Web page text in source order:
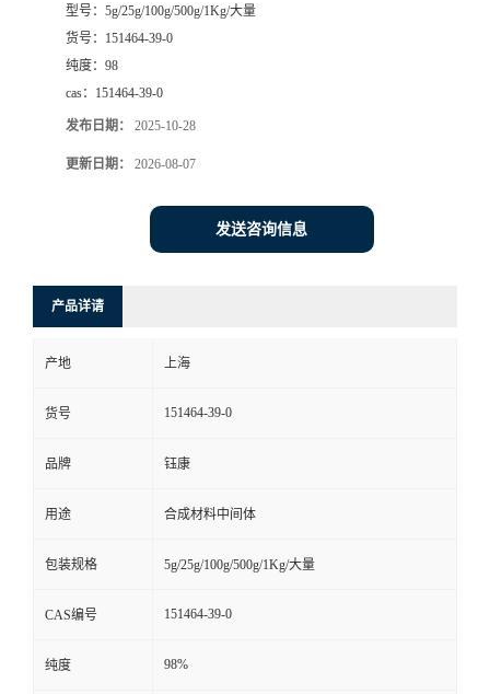
型号： 5g/25g/100g/500g/1Kg/大量
货号： 151464-39-0
纯度： 98
cas： 151464-39-0
发布日期： 2025-10-28
更新日期： 2026-08-07
发送咨询信息
产品详请
产地 上海
货号 151464-39-0
品牌 钰康
用途 合成材料中间体
包装规格 5g/25g/100g/500g/1Kg/大量
CAS编号 151464-39-0
纯度 98%